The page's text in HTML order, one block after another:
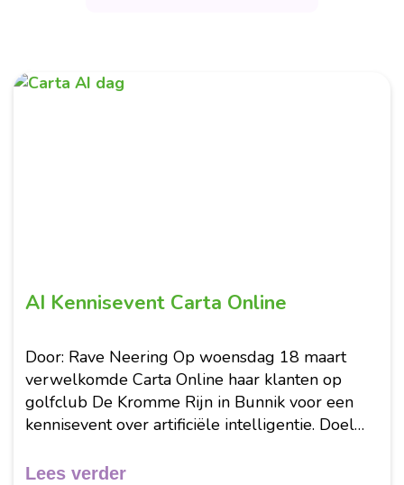
AI Kennisevent Carta Online
Door: Rave Neering Op woensdag 18 maart
verwelkomde Carta Online haar klanten op
golfclub De Kromme Rijn in Bunnik voor een
kennisevent over artificiële intelligentie. Doel
wat AI betekent voor de organisaties...
Lees verder